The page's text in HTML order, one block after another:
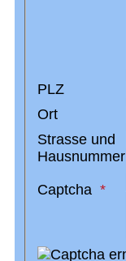
PLZ
Ort
Strasse und
Hausnummer
Captcha